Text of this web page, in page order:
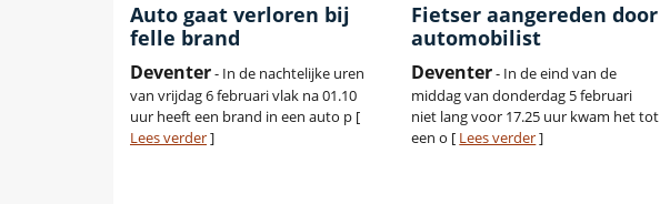
Auto gaat verloren bij
felle brand
Deventer- In de nachtelijke uren
van vrijdag 6 februari vlak na 01.10
uur heeft een brand in een auto p [
Lees verder]
Fietser aangereden door
automobilist
Deventer- In de eind van de
middag van donderdag 5 februari
niet lang voor 17.25 uur kwam het tot
een o [ Lees verder]